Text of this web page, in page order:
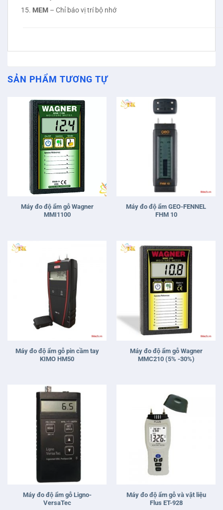
MEM– Chỉ báo vị trí bộ nhớ
SẢN PHẨM TƯƠNG TỰ
Máy đo độ ẩm gỗ Wagner
MMI1100
Máy đo độ ẩm GEO-FENNEL
FHM 10
Máy đo độ ẩm gỗ pin cầm tay
KIMO HM50
Máy đo độ ẩm gỗ Wagner
MMC210 (5% -30%)
Máy đo độ ẩm gỗ Ligno-
VersaTec
Máy đo độ ẩm gỗ và vật liệu
Flus ET-928